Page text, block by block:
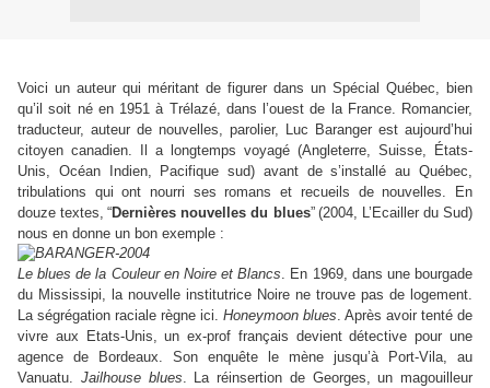
Voici un auteur qui méritant de figurer dans un Spécial Québec, bien
qu’il soit né en 1951 à Trélazé, dans l’ouest de la France. Romancier,
traducteur, auteur de nouvelles, parolier, Luc Baranger est aujourd’hui
citoyen canadien. Il a longtemps voyagé (Angleterre, Suisse, États-
Unis, Océan Indien, Pacifique sud) avant de s’installé au Québec,
tribulations qui ont nourri ses romans et recueils de nouvelles. En
douze textes, “Dernières nouvelles du blues” (2004, L’Ecailler du Sud)
nous en donne un bon exemple :
Le blues de la Couleur en Noire et Blancs. En 1969, dans une bourgade
du Mississipi, la nouvelle institutrice Noire ne trouve pas de logement.
La ségrégation raciale règne ici. Honeymoon blues. Après avoir tenté de
vivre aux Etats-Unis, un ex-prof français devient détective pour une
agence de Bordeaux. Son enquête le mène jusqu’à Port-Vila, au
Vanuatu. Jailhouse blues. La réinsertion de Georges, un magouilleur